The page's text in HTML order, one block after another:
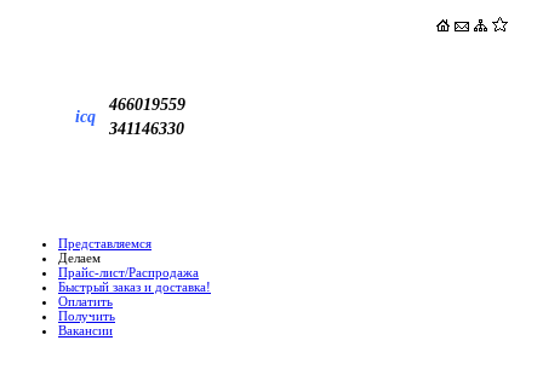
icq
466019559
341146330
Представляемся
Делаем
Прайс-лист/Распродажа
Быстрый заказ и доставка!
Оплатить
Получить
Вакансии